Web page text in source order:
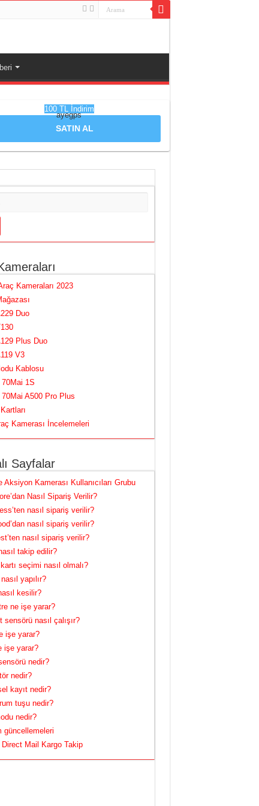
100 TL İndirim
ayegps
SATIN AL
Kameraları 2023
Duo
Plus Duo
V3
Kablosu
1S
A500 Pro Plus
Kamerası İncelemeleri
Sayfalar
Aksiyon Kamerası Kullanıcıları Grubu
Nasıl Sipariş Verilir?
nasıl sipariş verilir?
nasıl sipariş verilir?
nasıl sipariş verilir?
takip edilir?
seçimi nasıl olmalı?
yapılır?
kesilir?
ne işe yarar?
sensörü nasıl çalışır?
işe yarar?
işe yarar?
nedir?
nedir?
kayıt nedir?
tuşu nedir?
nedir?
güncellemeleri
Mail Kargo Takip